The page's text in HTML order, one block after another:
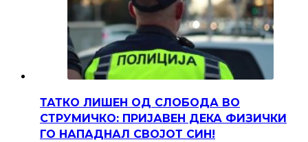
ТАТКО ЛИШЕН ОД СЛОБОДА ВО
СТРУМИЧКО: ПРИЈАВЕН ДЕКА ФИЗИЧКИ
ГО НАПАДНАЛ СВОЈОТ СИН!